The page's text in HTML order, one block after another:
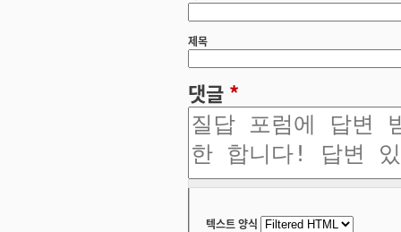
제목
댓글 *
텍스트 양식